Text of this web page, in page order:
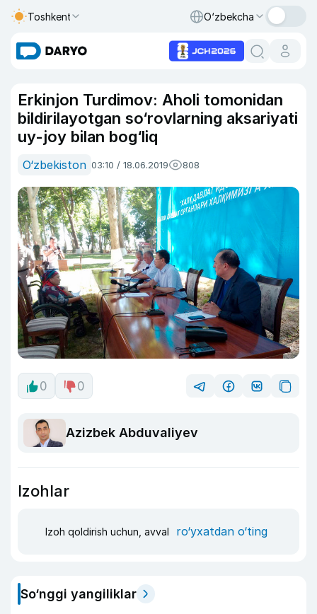
Toshkent O‘zbekcha
Erkinjon Turdimov: Aholi tomonidan
bildirilayotgan so‘rovlarning aksariyati
uy-joy bilan bog‘liq
O‘zbekiston 03:10 / 18.06.2019 808
0 0
Azizbek Abduvaliyev
Izohlar
Izoh qoldirish uchun, avval ro‘yxatdan o‘ting
So‘nggi yangiliklar